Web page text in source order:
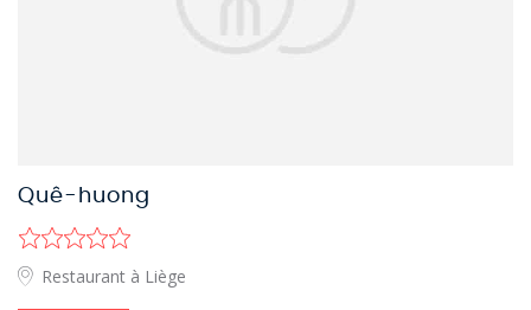
Quê-huong
Restaurant à Liège